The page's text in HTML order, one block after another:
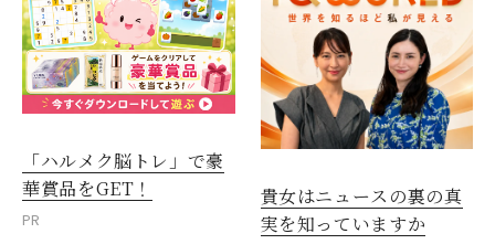
「ハルメク脳トレ」で豪
華賞品をGET！
PR
貴女はニュースの裏の真
実を知っていますか